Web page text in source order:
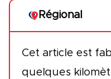
Régional
Cet article est
quelques